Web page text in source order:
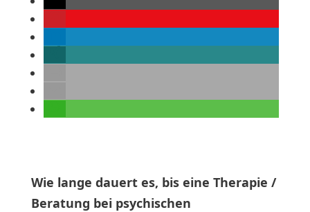
Wie lange dauert es, bis eine Therapie /
Beratung bei psychischen